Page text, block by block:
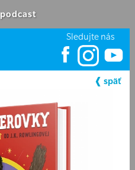
podcast
Sledujte nás
❰ späť